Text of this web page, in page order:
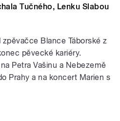
Tučného, Lenku Slabou
Blance Táborské z
pěvecké kariéry.
Petra Vašinu a Nebezemě
Prahy a na koncert Marien s